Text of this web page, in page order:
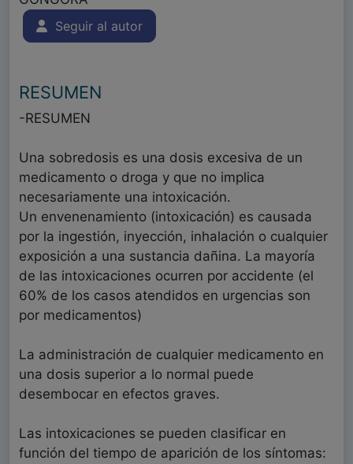
Seguir al autor
RESUMEN
-RESUMEN
Una sobredosis es una dosis excesiva de un
medicamento o droga y que no implica
necesariamente una intoxicación.
Un envenenamiento (intoxicación) es causada
por la ingestión, inyección, inhalación o cualquier
exposición a una sustancia dañina. La mayoría
de las intoxicaciones ocurren por accidente (el
60% de los casos atendidos en urgencias son
por medicamentos)
La administración de cualquier medicamento en
una dosis superior a lo normal puede
desembocar en efectos graves.
Las intoxicaciones se pueden clasificar en
función del tiempo de aparición de los síntomas: